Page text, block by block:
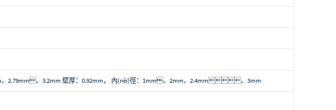
、3.2mm 壁厚：0.92mm， 內(nèi)徑：1mm、2mm、2.4mm、3mm